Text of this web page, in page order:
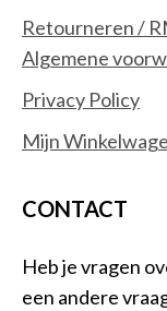
Retourneren /
Algemene
Privacy Policy
Mijn
CONTACT
Heb je vragen
een andere